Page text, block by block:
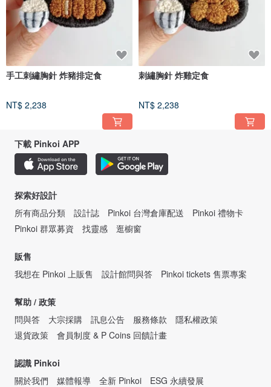
手工刺繡胸針 炸豬排定食
NT$ 2,238
刺繡胸針 炸雞定食
NT$ 2,238
下載 Pinkoi APP
探索好設計
所有商品分類
設計誌 Pinkoi 台灣倉庫配送
Pinkoi 禮物卡
Pinkoi 群眾募資
找靈感 逛櫥窗
販售
我想在 Pinkoi 上販售
設計館問與答 Pinkoi tickets 售票專案
幫助 / 政策
問與答
大宗採購 訊息公告 服務條款
隱私權政策
退貨政策
會員制度 & P Coins 回饋計畫
認識 Pinkoi
關於我們
媒體報導 全新 Pinkoi
ESG 永續發展